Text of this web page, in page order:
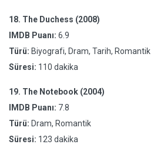
18. The Duchess (2008)
IMDB Puanı: 6.9
Türü: Biyografi, Dram, Tarih, Romantik
Süresi: 110 dakika
19. The Notebook (2004)
IMDB Puanı: 7.8
Türü: Dram, Romantik
Süresi: 123 dakika